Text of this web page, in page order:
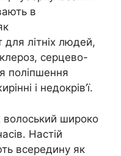
в
для літніх людей,
серцево-
поліпшення
і недокрів’ї.
волоський широко
Настій
всередину як